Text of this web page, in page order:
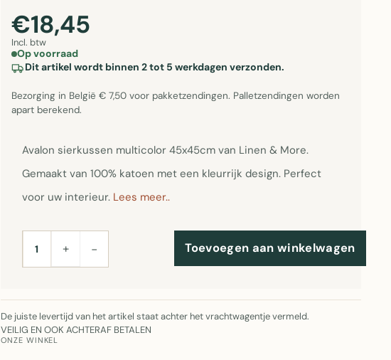
€18,45
Incl. btw
Op voorraad
Dit artikel wordt binnen 2 tot 5 werkdagen verzonden.
Bezorging in België € 7,50 voor pakketzendingen. Palletzendingen worden
apart berekend.
Avalon sierkussen multicolor 45x45cm van Linen & More.
Gemaakt van 100% katoen met een kleurrijk design. Perfect
voor uw interieur. Lees meer..
AANTAL+ − Toevoegen aan winkelwagen
De juiste levertijd van het artikel staat achter het vrachtwagentje vermeld.
VEILIG EN OOK ACHTERAF BETALEN
ONZE WINKEL